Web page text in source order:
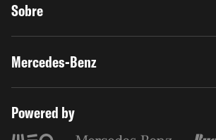
Sobre
Mercedes-Benz
Powered by